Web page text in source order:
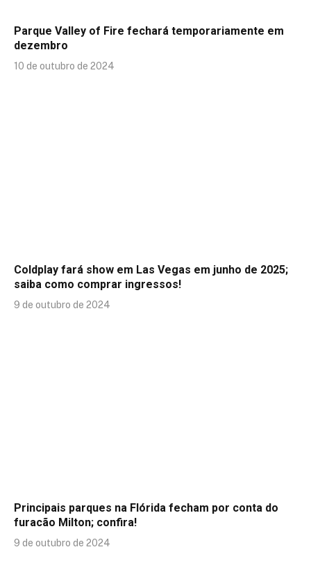
Parque Valley of Fire fechará temporariamente em
dezembro
10 de outubro de 2024
Coldplay fará show em Las Vegas em junho de 2025;
saiba como comprar ingressos!
9 de outubro de 2024
Principais parques na Flórida fecham por conta do
furacão Milton; confira!
9 de outubro de 2024